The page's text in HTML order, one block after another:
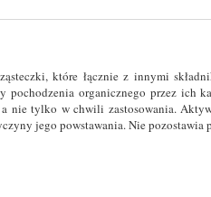
które łącznie z innymi
organicznego przez ich
a nie tylko w chwili zastosowania.
jego powstawania. Nie pozostawia